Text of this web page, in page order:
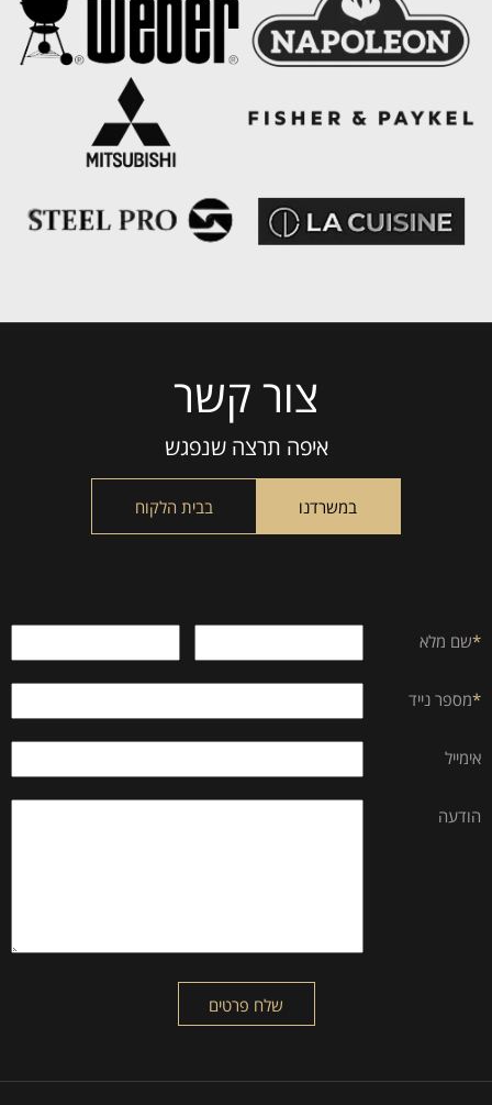
צור קשר
איפה תרצה שנפגש
במשרדנו בבית הלקוח
*שם מלא
*מספר נייד
אימייל
הודעה